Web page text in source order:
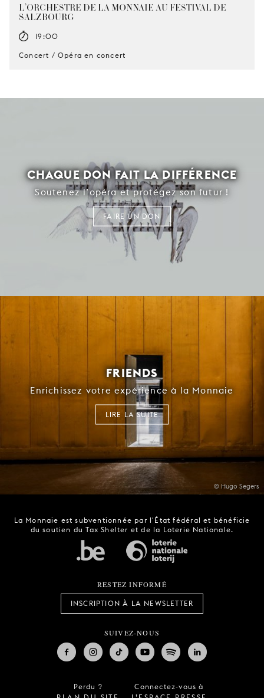
L’ORCHESTRE DE LA MONNAIE AU FESTIVAL DE
SALZBOURG
19:00
Concert / Opéra en concert
CHAQUE DON FAIT LA DIFFÉRENCE
Soutenez l’opéra et protégez son futur !
FAIRE UN DON
© Hugo Segers
FRIENDS
Enrichissez votre expérience à la Monnaie
LIRE LA SUITE
La Monnaie est subventionnée par l'État fédéral et bénéficie
du soutien du Tax Shelter et de la Loterie Nationale.
RESTEZ INFORMÉ
INSCRIPTION À LA NEWSLETTER
SUIVEZ-NOUS
Perdu ?
Connectez-vous à